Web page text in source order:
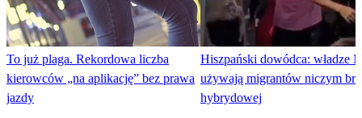
To już plaga. Rekordowa liczba
kierowców „na aplikację” bez prawa
jazdy
Hiszpański dowódca: władze
używają migrantów niczym
hybrydowej